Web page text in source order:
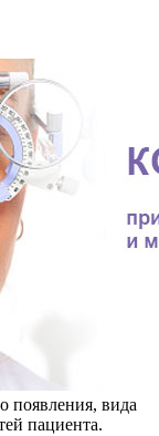
появления, вида
пациента.